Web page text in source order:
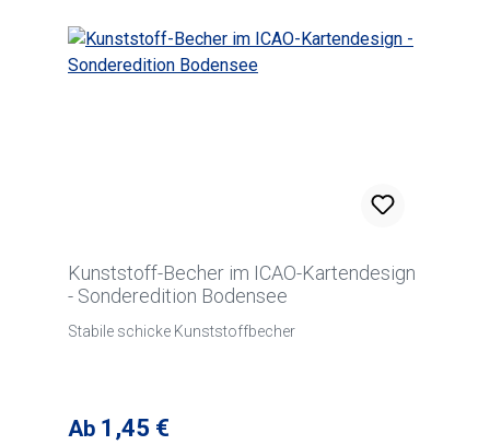
Kunststoff-Becher im ICAO-Kartendesign
- Sonderedition Bodensee
Stabile schicke Kunststoffbecher
Regulärer Preis:
Ab 1,45 €